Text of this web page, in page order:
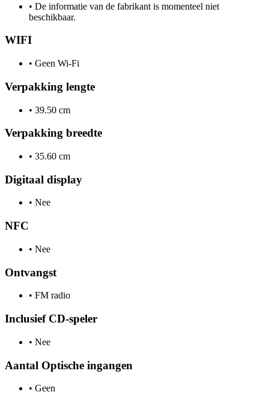
• De informatie van de fabrikant is momenteel niet
beschikbaar.
WIFI
• Geen Wi-Fi
Verpakking lengte
• 39.50 cm
Verpakking breedte
• 35.60 cm
Digitaal display
• Nee
NFC
• Nee
Ontvangst
• FM radio
Inclusief CD-speler
• Nee
Aantal Optische ingangen
• Geen